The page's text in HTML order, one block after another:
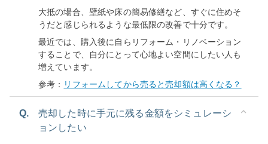
大抵の場合、壁紙や床の簡易修繕など、すぐに住めそ
うだと感じられるような最低限の改善で十分です。
最近では、購入後に自らリフォーム・リノベーション
することで、自分にとって心地よい空間にしたい人も
増えています。
参考： リフォームしてから売ると売却額は高くなる？
Q.
売却した時に手元に残る金額をシミュレーシ
ョンしたい